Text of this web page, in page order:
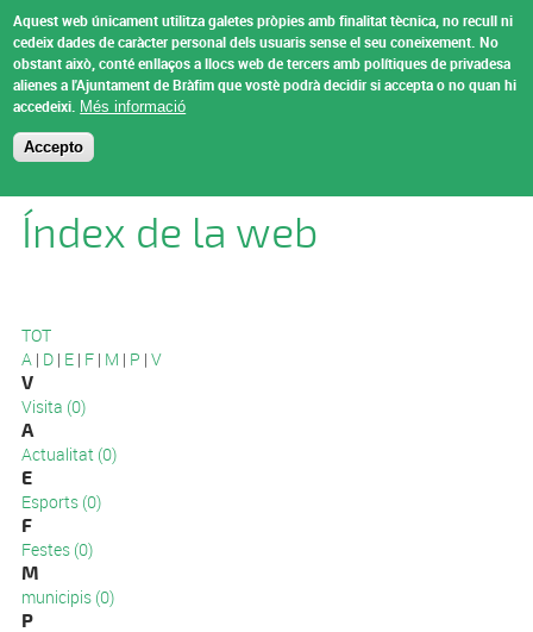
Aquest web únicament utilitza galetes pròpies amb finalitat tècnica, no recull ni
cedeix dades de caràcter personal dels usuaris sense el seu coneixement.No
obstant això, conté enllaços a llocs web de tercers amb polítiques de privadesa
alienes a l'Ajuntament de Bràfim que vostè podrà decidir si accepta o no quan hi
accedeixi. Més informació
Accepto
Vés al contingut
Ajuntament de
Bràfim
Esteu aquí
Índex de la web
TOT
A | D | E | F | M | P | V
V
Visita (0)
A
Actualitat (0)
E
Esports (0)
F
Festes (0)
M
municipis (0)
P
Menu